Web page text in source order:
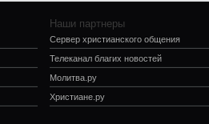
Наши партнеры
Сервер христианского общения
Телеканал благих новостей
Молитва.ру
Христиане.ру